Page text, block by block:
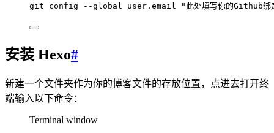
git
config --global user.email "此处填写你的Github绑
安装 Hexo#
新建一个文件夹作为你的博客文件的存放位置，点进去打开终
端输入以下命令：
Terminal window